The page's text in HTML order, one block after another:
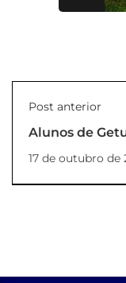
Post anterior
Alunos de
fazem visita ao
17 de outubro de